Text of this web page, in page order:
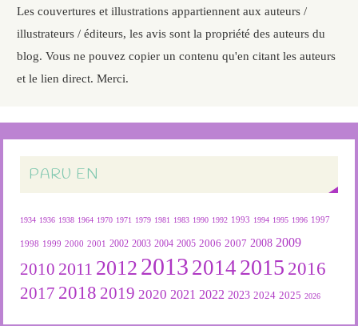
Les couvertures et illustrations appartiennent aux auteurs /
illustrateurs / éditeurs, les avis sont la propriété des auteurs du
blog. Vous ne pouvez copier un contenu qu'en citant les auteurs
et le lien direct. Merci.
PARU EN
1934 1936 1938 1964 1970 1971 1979 1981 1983 1990 1992 1993 1994 1995 1996 1997
1998 1999 2000 2001 2002 2003 2004 2005 2006 2007 2008 2009
2010 2011 2012 2013 2014 2015 2016
2017 2018 2019 2020 2021 2022 2023 2024 2025 2026